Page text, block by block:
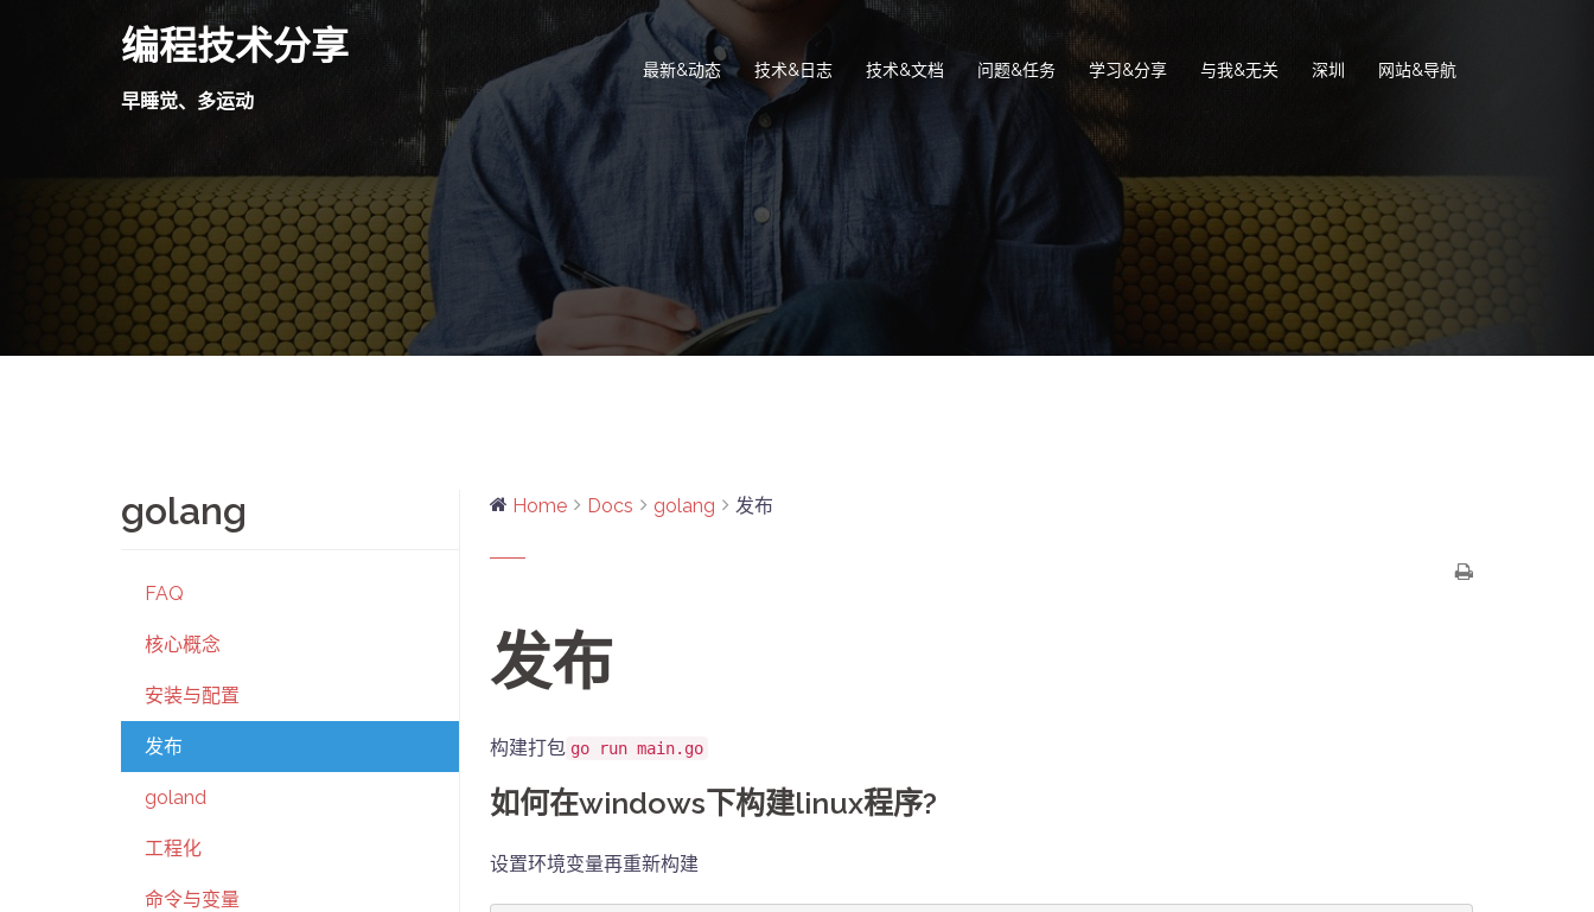
编程技术分享
早睡觉、多运动
最新&动态 技术&日志 技术&文档 问题&任务 学习&分享 与我&无关 深圳 网站&导航
golang
FAQ
核心概念
安装与配置
发布
goland
工程化
命令与变量
Home Docs golang 发布
发布
构建打包 go run main.go
如何在windows下构建linux程序?
设置环境变量再重新构建